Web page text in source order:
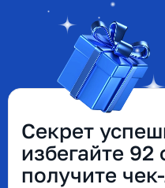
Секрет
избегайте
получите